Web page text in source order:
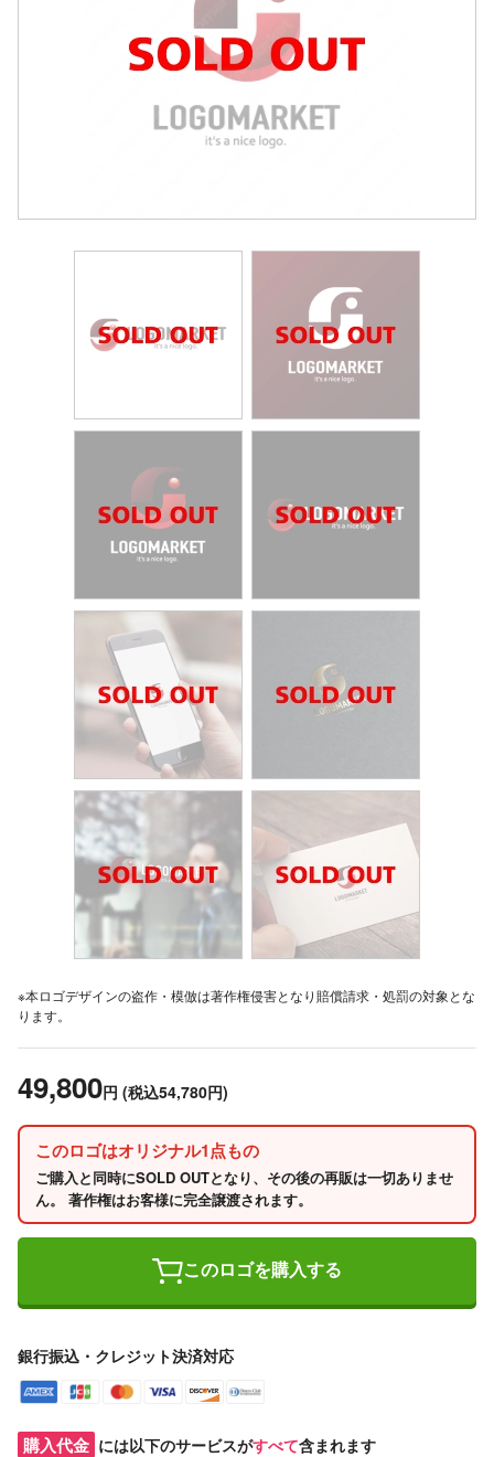
※本ロゴデザインの盗作・模倣は著作権侵害となり賠償請求・処罰の対象とな
ります。
49,800円 (税込54,780円)
このロゴはオリジナル1点もの
ご購入と同時にSOLD OUTとなり、その後の再販は一切ありませ
ん。 著作権はお客様に完全譲渡されます。
このロゴを購入する
銀行振込・クレジット決済対応
購入代金 には以下のサービスがすべて含まれます